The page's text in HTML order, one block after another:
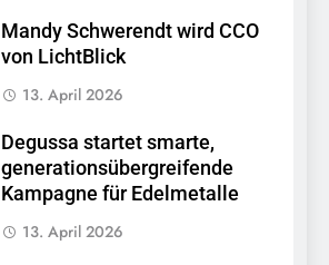
Mandy Schwerendt wird CCO
von LichtBlick
13. April 2026
Degussa startet smarte,
generationsübergreifende
Kampagne für Edelmetalle
13. April 2026